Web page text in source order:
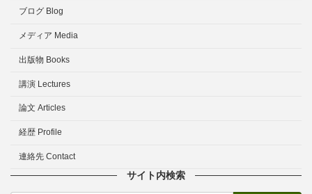
ブログ Blog
メディア Media
出版物 Books
講演 Lectures
論文 Articles
経歴 Profile
連絡先 Contact
サイト内検索